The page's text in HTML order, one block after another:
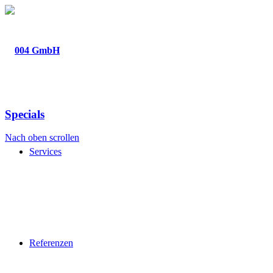
Services
Referenzen
Specials
Nach oben scrollen